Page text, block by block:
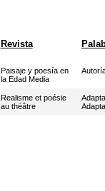
Revista
Paisaje y poesía en
la Edad Media
Realisme et poésie
au théâtre